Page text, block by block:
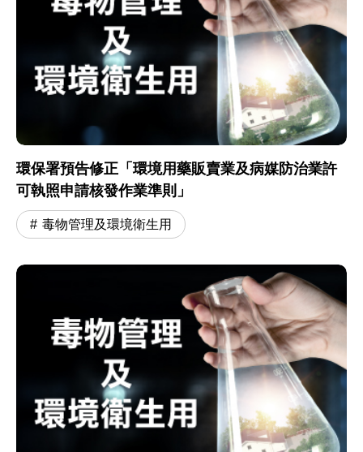
環保署預告修正「環境用藥販賣業及病媒防治業許
可執照申請核發作業準則」
毒物管理及環境衛生用